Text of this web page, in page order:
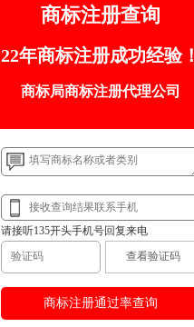
商标注册查询
22年商标注册成功经验！
商标局商标注册代理公司
请接听135开头手机号回复来电
查看验证码